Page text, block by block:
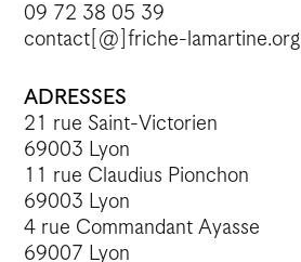
09 72 38 05 39
contact[@]friche-lamartine.org
ADRESSES
21 rue Saint-Victorien
69003 Lyon
11 rue Claudius Pionchon
69003 Lyon
4 rue Commandant Ayasse
69007 Lyon